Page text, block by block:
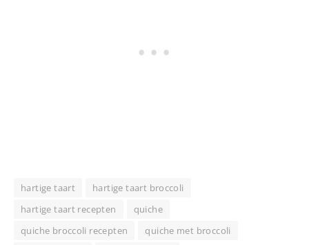
hartige taart
hartige taart broccoli
hartige taart recepten
quiche
quiche broccoli recepten
quiche met broccoli